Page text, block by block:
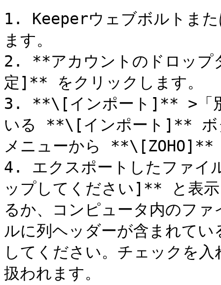
1. Keeperウェブボルトまた
ます。
2. **アカウントのドロッ
定]** をクリックします。
3. **\[インポート]** >「別
いる **\[インポート]** ボ
メニューから **\[ZOHO]**
4. エクスポートしたファ
ップしてください]** と表示
るか、コンピュータ内のフ
ルに列ヘッダーが含まれて
してください。チェックを
扱われます。